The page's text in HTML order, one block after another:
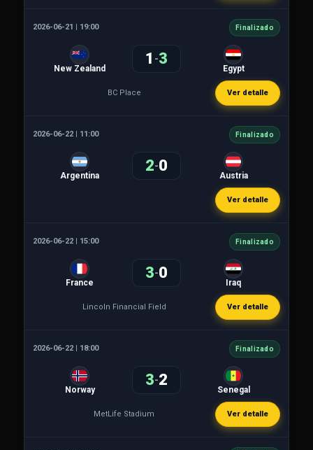
2026-06-21 | 19:00 Finalizado
New Zealand
1 -3
Egypt
BC Place Ver detalle
2026-06-22 | 11:00 Finalizado
Argentina
2-0
Austria
Ver detalle
2026-06-22 | 15:00 Finalizado
France
3-0
Iraq
Lincoln Financial Field Ver detalle
2026-06-22 | 18:00 Finalizado
Norway
3-2
Senegal
MetLife Stadium Ver detalle